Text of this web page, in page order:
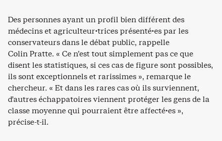
Des personnes ayant un profil bien différent des
médecins et agriculteur·trices présenté·es par les
conservateurs dans le débat public, rappelle
Colin Pratte. « Ce n’est tout simplement pas ce que
disent les statistiques, si ces cas de figure sont possibles,
ils sont exceptionnels et rarissimes », remarque le
chercheur. « Et dans les rares cas où ils surviennent,
d’autres échappatoires viennent protéger les gens de la
classe moyenne qui pourraient être affecté·es »,
précise-t-il.